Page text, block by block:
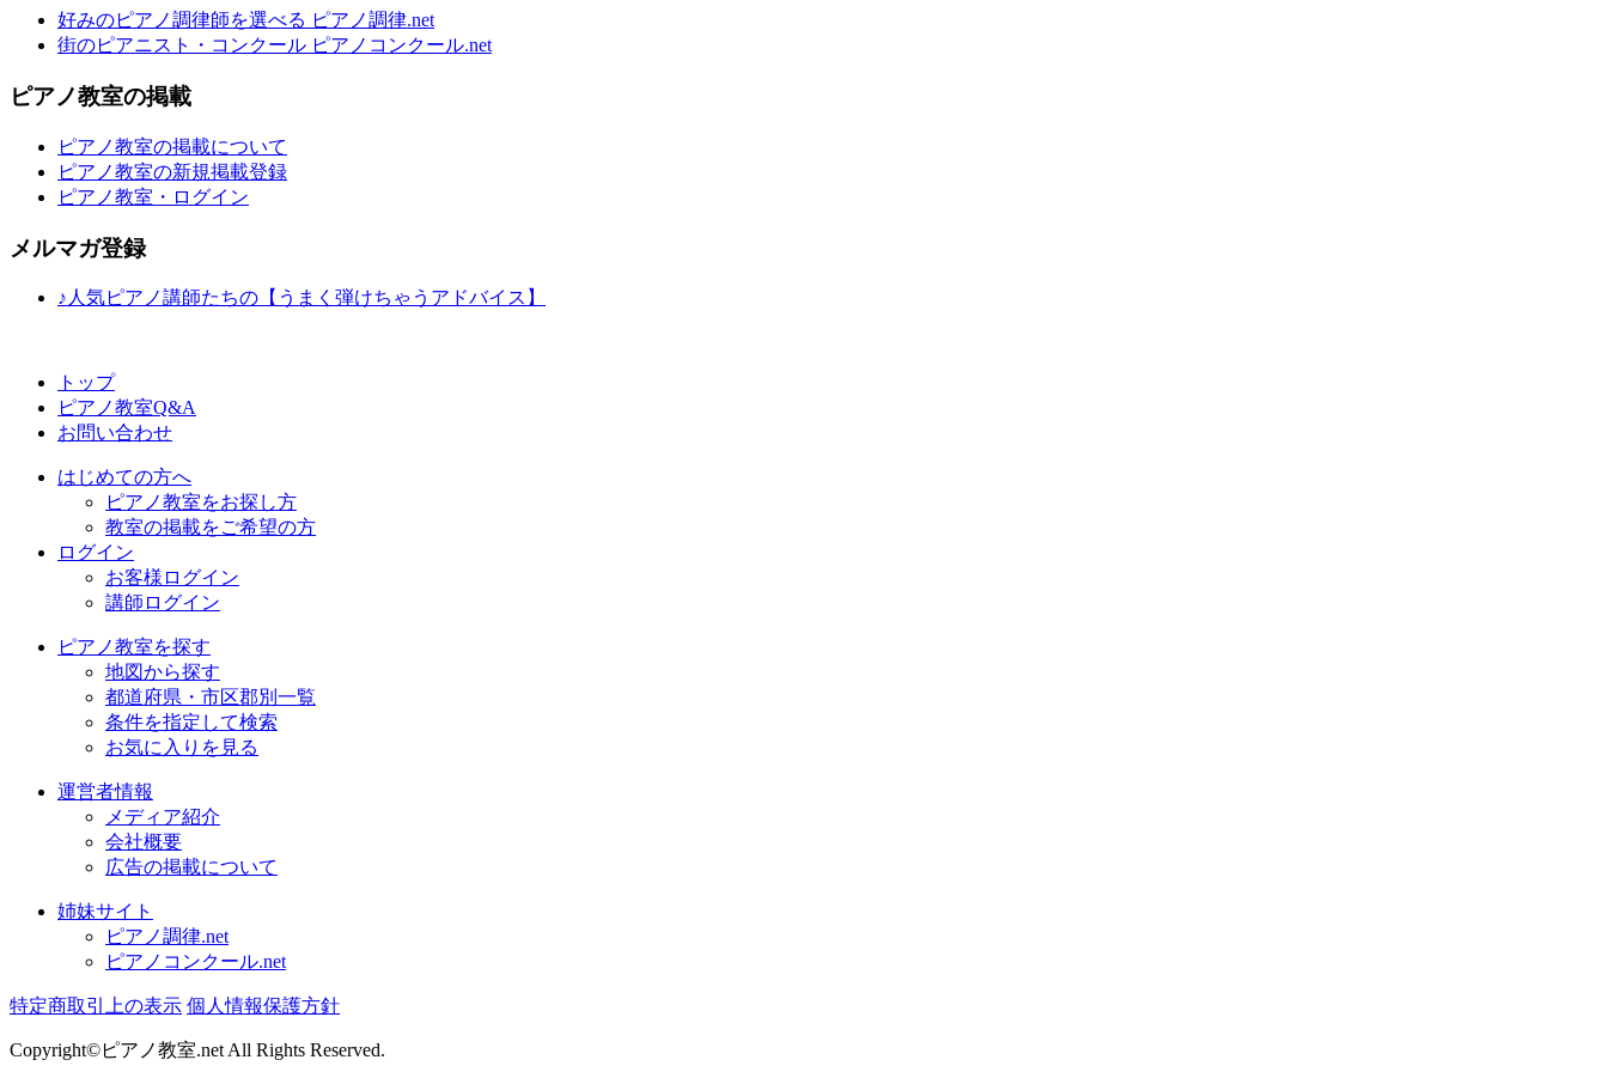
好みのピアノ調律師を選べる ピアノ調律.net
街のピアニスト・コンクール ピアノコンクール.net
ピアノ教室の掲載
ピアノ教室の掲載について
ピアノ教室の新規掲載登録
ピアノ教室・ログイン
メルマガ登録
♪人気ピアノ講師たちの【うまく弾けちゃうアドバイス】
トップ
ピアノ教室Q&A
お問い合わせ
はじめての方へ
ピアノ教室をお探し方
教室の掲載をご希望の方
ログイン
お客様ログイン
講師ログイン
ピアノ教室を探す
地図から探す
都道府県・市区郡別一覧
条件を指定して検索
お気に入りを見る
運営者情報
メディア紹介
会社概要
広告の掲載について
姉妹サイト
ピアノ調律.net
ピアノコンクール.net
特定商取引上の表示 個人情報保護方針
Copyright©ピアノ教室.net All Rights Reserved.